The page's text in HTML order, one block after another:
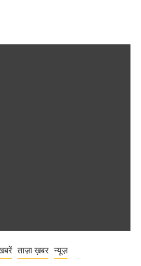
ताज़ा ख़बर न्यूज़